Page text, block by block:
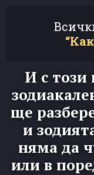
И с този
ще
и
няма да
или в